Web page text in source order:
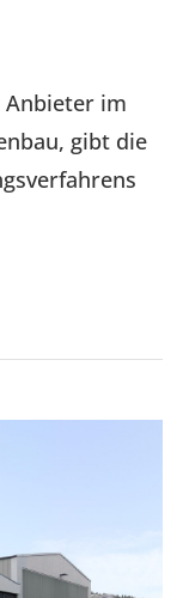
Anbieter im
gibt die